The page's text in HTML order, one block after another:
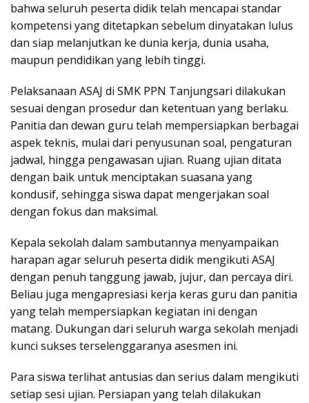
bahwa seluruh peserta didik telah mencapai standar
kompetensi yang ditetapkan sebelum dinyatakan lulus
dan siap melanjutkan ke dunia kerja, dunia usaha,
maupun pendidikan yang lebih tinggi.
Pelaksanaan ASAJ di SMK PPN Tanjungsari dilakukan
sesuai dengan prosedur dan ketentuan yang berlaku.
Panitia dan dewan guru telah mempersiapkan berbagai
aspek teknis, mulai dari penyusunan soal, pengaturan
jadwal, hingga pengawasan ujian. Ruang ujian ditata
dengan baik untuk menciptakan suasana yang
kondusif, sehingga siswa dapat mengerjakan soal
dengan fokus dan maksimal.
Kepala sekolah dalam sambutannya menyampaikan
harapan agar seluruh peserta didik mengikuti ASAJ
dengan penuh tanggung jawab, jujur, dan percaya diri.
Beliau juga mengapresiasi kerja keras guru dan panitia
yang telah mempersiapkan kegiatan ini dengan
matang. Dukungan dari seluruh warga sekolah menjadi
kunci sukses terselenggaranya asesmen ini.
Para siswa terlihat antusias dan serius dalam mengikuti
setiap sesi ujian. Persiapan yang telah dilakukan